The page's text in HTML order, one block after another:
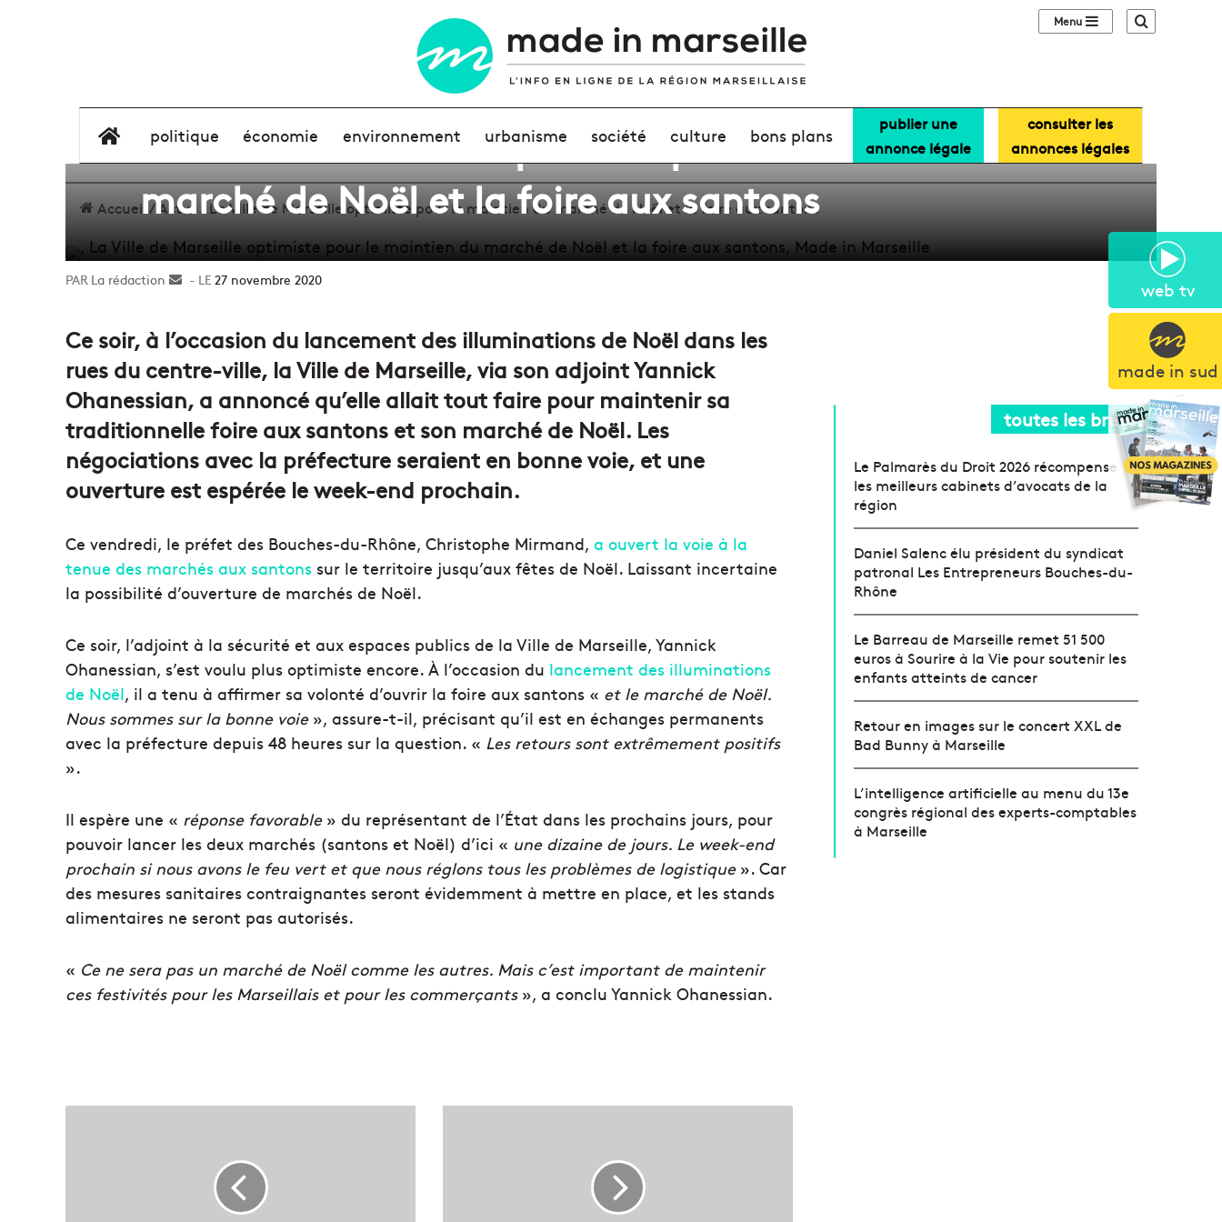
web tv
made in sud
Sidebar (barre
élément de menu
politique économie environnement urbanisme société culture bons plans
publier une
annonce légale
consulter les
annonces légales
Accueil / Actus/ La Ville de Marseille optimiste pour le maintien du marché de Noël et la foire aux santons
La Ville de Marseille optimiste pour le maintien du
marché de Noël et la foire aux santons
La rédaction
Envoyer27 novembre 2020
Ce soir, à l’occasion du lancement des illuminations de Noël dans les
rues du centre-ville, la Ville de Marseille, via son adjoint Yannick
Ohanessian, a annoncé qu’elle allait tout faire pour maintenir sa
traditionnelle foire aux santons et son marché de Noël. Les
négociations avec la préfecture seraient en bonne voie, et une
ouverture est espérée le week-end prochain.
Ce vendredi, le préfet des Bouches-du-Rhône, Christophe Mirmand, a ouvert la voie à la
tenue des marchés aux santons sur le territoire jusqu’aux fêtes de Noël. Laissant incertaine
la possibilité d’ouverture de marchés de Noël.
Ce soir, l’adjoint à la sécurité et aux espaces publics de la Ville de Marseille, Yannick
Ohanessian, s’est voulu plus optimiste encore. À l’occasion du lancement des illuminations
de Noël, il a tenu à affirmer sa volonté d’ouvrir la foire aux santons « et le marché de Noël.
Nous sommes sur la bonne voie», assure-t-il, précisant qu’il est en échanges permanents
avec la préfecture depuis 48 heures sur la question. « Les retours sont extrêmement positifs
».
Il espère une « réponse favorable» du représentant de l’État dans les prochains jours, pour
pouvoir lancer les deux marchés (santons et Noël) d’ici « une dizaine de jours. Le week-end
prochain si nous avons le feu vert et que nous réglons tous les problèmes de logistique». Car
des mesures sanitaires contraignantes seront évidemment à mettre en place, et les stands
alimentaires ne seront pas autorisés.
« Ce ne sera pas un marché de Noël comme les autres. Mais c’est important de maintenir
ces festivités pour les Marseillais et pour les commerçants», a conclu Yannick Ohanessian.
toutes les brèves
Le Palmarès du Droit 2026 récompense
les meilleurs cabinets d’avocats de la
région
Daniel Salenc élu président du syndicat
patronal Les Entrepreneurs Bouches-du-
Rhône
Le Barreau de Marseille remet 51 500
euros à Sourire à la Vie pour soutenir les
enfants atteints de cancer
Retour en images sur le concert XXL de
Bad Bunny à Marseille
L’intelligence artificielle au menu du 13e
congrès régional des experts-comptables
à Marseille